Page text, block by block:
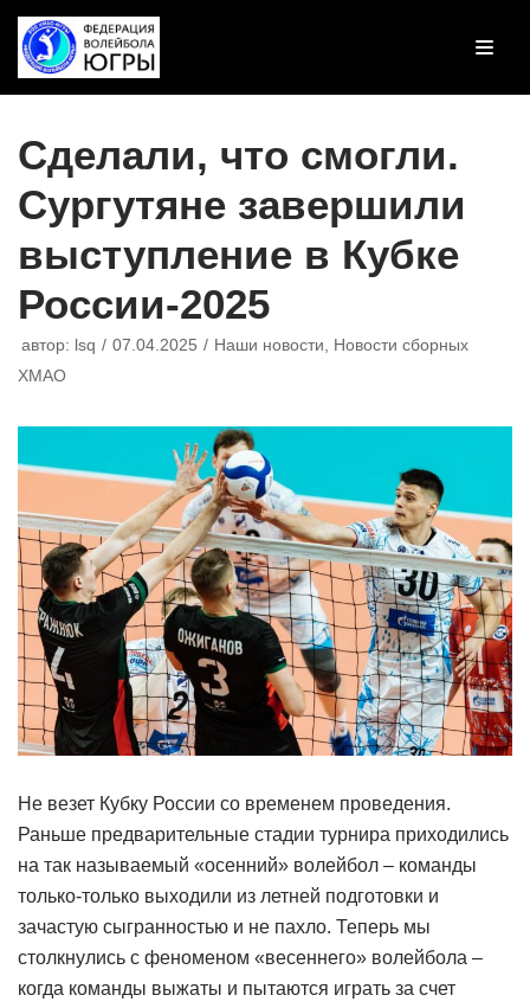
Перейти
к
Сделали, что смогли.
Сургутяне завершили
выступление в Кубке
России-2025
автор: lsq 07.04.2025 Наши новости
Новости сборных
ХМАО
Не везет Кубку России со временем проведения.
Раньше предварительные стадии турнира приходились
на так называемый «осенний» волейбол – команды
только-только выходили из летней подготовки и
зачастую сыгранностью и не пахло. Теперь мы
столкнулись с феноменом «весеннего» волейбола –
когда команды выжаты и пытаются играть за счет